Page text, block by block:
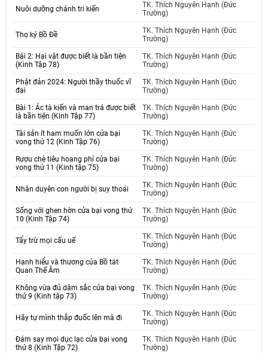
Nuôi dưỡng chánh tri kiến
TK. Thích Nguyên Hạnh (Đức
Trường)
Thọ ký Bồ Đề
TK. Thích Nguyên Hạnh (Đức
Trường)
Bái 2: Hại vật được biết là bần tiện
(Kinh Tập 78)
TK. Thích Nguyên Hạnh (Đức
Trường)
Phật đản 2024: Người thầy thuốc vĩ
đại
TK. Thích Nguyên Hạnh (Đức
Trường)
Bài 1: Ác tà kiến và man trá được biết
là bần tiện (Kinh Tập 77)
TK. Thích Nguyên Hạnh (Đức
Trường)
Tài sản ít ham muốn lớn cửa bại
vong thứ 12 (Kinh Tập 76)
TK. Thích Nguyên Hạnh (Đức
Trường)
Rượu chè tiêu hoang phí cửa bại
vong thứ 11 (Kinh tập 75)
TK. Thích Nguyên Hạnh (Đức
Trường)
Nhân duyên con người bị suy thoái
TK. Thích Nguyên Hạnh (Đức
Trường)
Sống với ghen hờn cửa bại vong thứ
10 (Kinh Tập 74)
TK. Thích Nguyên Hạnh (Đức
Trường)
Tẩy trừ mọi cấu uế
TK. Thích Nguyên Hạnh (Đức
Trường)
Hạnh hiểu và thương của Bồ tát
Quan Thế Âm
TK. Thích Nguyên Hạnh (Đức
Trường)
Không vừa đủ dâm sắc cửa bại vong
thứ 9 (Kinh tập 73)
TK. Thích Nguyên Hạnh (Đức
Trường)
Hãy tự mình thắp đuốc lên mà đi
TK. Thích Nguyên Hạnh (Đức
Trường)
Đám say mọi dục lạc cửa bại vong
thứ 8 (Kinh Tập 72)
TK. Thích Nguyên Hạnh (Đức
Trường)